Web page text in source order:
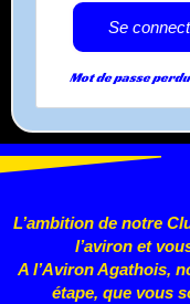
Se
Mot de passe
L’ambition de notre
l’aviron et
A l’Aviron Agathois,
étape, que vous